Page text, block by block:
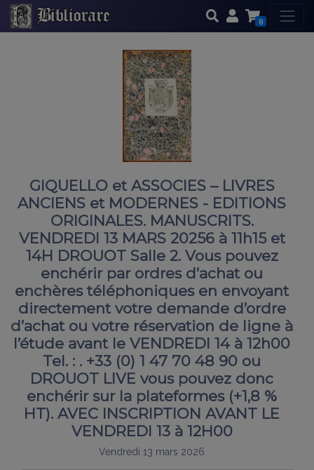
0
GIQUELLO et ASSOCIES – LIVRES
ANCIENS et MODERNES - EDITIONS
ORIGINALES. MANUSCRITS.
VENDREDI 13 MARS 20256 à 11h15 et
14H DROUOT Salle 2. Vous pouvez
enchérir par ordres d’achat ou
enchères téléphoniques en envoyant
directement votre demande d’ordre
d’achat ou votre réservation de ligne à
l’étude avant le VENDREDI 14 à 12h00
Tel. : . +33 (0) 1 47 70 48 90 ou
DROUOT LIVE vous pouvez donc
enchérir sur la plateformes (+1,8 %
HT). AVEC INSCRIPTION AVANT LE
VENDREDI 13 à 12H00
Vendredi 13 mars 2026